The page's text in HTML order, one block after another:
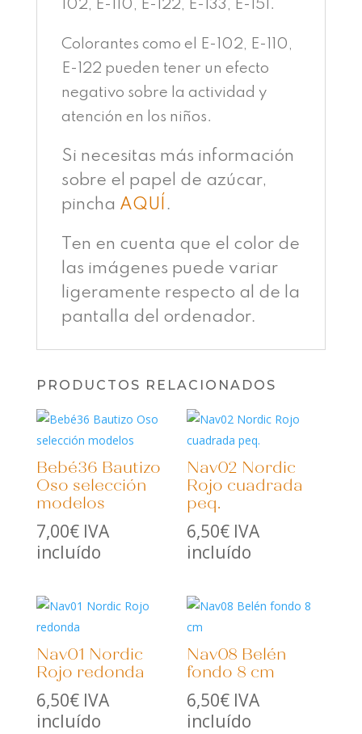
102, E-110, E-122, E-133, E-151.
Colorantes como el E-102, E-110,
E-122 pueden tener un efecto
negativo sobre la actividad y
atención en los niños.
Si necesitas más información
sobre el papel de azúcar,
pincha AQUÍ .
Ten en cuenta que el color de
las imágenes puede variar
ligeramente respecto al de la
pantalla del ordenador.
PRODUCTOS RELACIONADOS
Bebé36 Bautizo
Oso selección
modelos
7,00€ IVA
incluído
Nav02 Nordic
Rojo cuadrada
peq.
6,50€ IVA
incluído
Nav01 Nordic
Rojo redonda
6,50€ IVA
incluído
Nav08 Belén
fondo 8 cm
6,50€ IVA
incluído